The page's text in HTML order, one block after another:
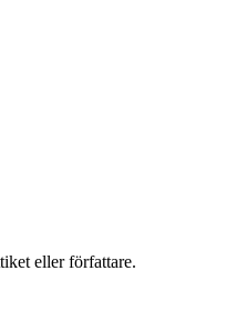
eller författare.